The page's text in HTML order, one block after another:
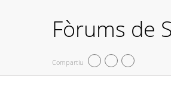
Fòrums de
Compartiu